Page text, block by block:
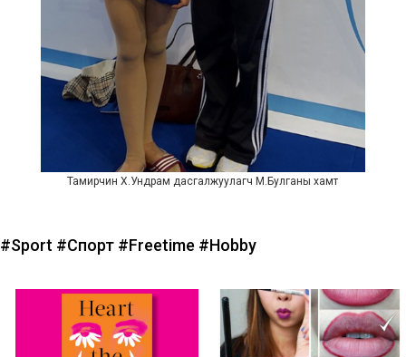
Тамирчин Х.Ундрам дасгалжуулагч М.Булганы хамт
#Sport #Спорт #Freetime #Hobby